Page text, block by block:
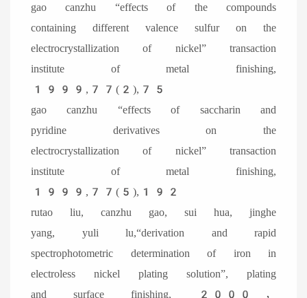
gao canzhu “effects of the compounds
containing different valence sulfur on the
electrocrystallization of nickel” transaction
institute of metal finishing,
1999,77(2),75
gao canzhu “effects of saccharin and
pyridine derivatives on the
electrocrystallization of nickel” transaction
institute of metal finishing,
1999,77(5),192
rutao liu, canzhu gao, sui hua, jinghe
yang, yuli lu,“derivation and rapid
spectrophotometric determination of iron in
electroless nickel plating solution”, plating
and surface finishing, 2000，